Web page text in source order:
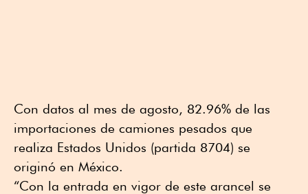
Con datos al mes de agosto, 82.96% de las
importaciones de camiones pesados que
realiza Estados Unidos (partida 8704) se
originó en México.
“Con la entrada en vigor de este arancel se